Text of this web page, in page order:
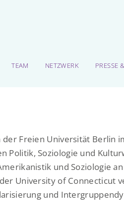
TEAM NETZWERK PRESSE
Freien Universität Berlin
Politik, Soziologie und
und Soziologie
University of Connecticut
und